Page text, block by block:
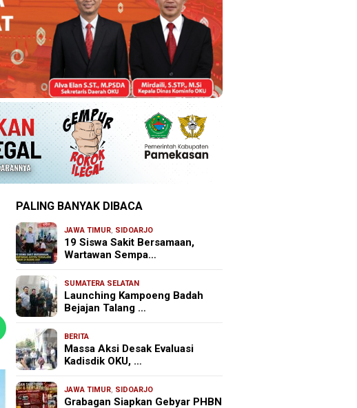
PALING BANYAK DIBACA
JAWA TIMUR, SIDOARJO
19 Siswa Sakit Bersamaan,
Wartawan Sempa…
SUMATERA SELATAN
Launching Kampoeng Badah
Bejajan Talang …
BERITA
Massa Aksi Desak Evaluasi
Kadisdik OKU, …
JAWA TIMUR, SIDOARJO
Grabagan Siapkan Gebyar PHBN